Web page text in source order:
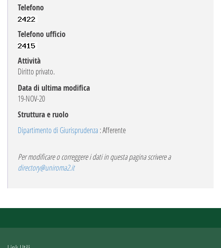
Telefono
Telefono ufficio
Attività
Diritto privato.
Data di ultima modifica
19-NOV-20
Struttura e ruolo
Dipartimento di Giurisprudenza : Afferente
Per modificare o correggere i dati in questa pagina scrivere a
directory@uniroma2.it